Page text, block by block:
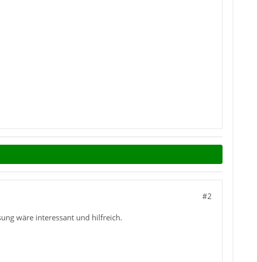
#2
wäre interessant und hilfreich.